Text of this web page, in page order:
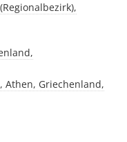
Athen, Griechenland,